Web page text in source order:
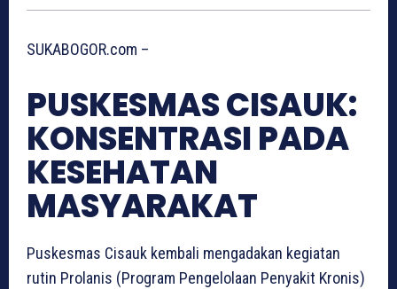
SUKABOGOR.com –
PUSKESMAS CISAUK:
KONSENTRASI PADA
KESEHATAN
MASYARAKAT
Puskesmas Cisauk kembali mengadakan kegiatan
rutin Prolanis (Program Pengelolaan Penyakit Kronis)